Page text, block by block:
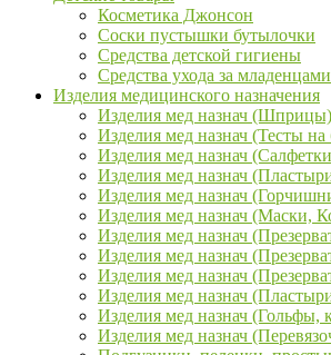
Косметика Джонсон
Соски пустышки бутылочки
Средства детской гигиены
Средства ухода за младенцами
Изделия медицинского назначения
Изделия мед назнач (Шприцы)
Изделия мед назнач (Тесты на
Изделия мед назнач
Изделия мед назнач
Изделия мед назнач
Изделия мед назнач (Маски,
Изделия мед назнач
Изделия мед назнач
Изделия мед назнач
Изделия мед назнач
Изделия мед назнач (Гольфы,
Изделия мед назнач